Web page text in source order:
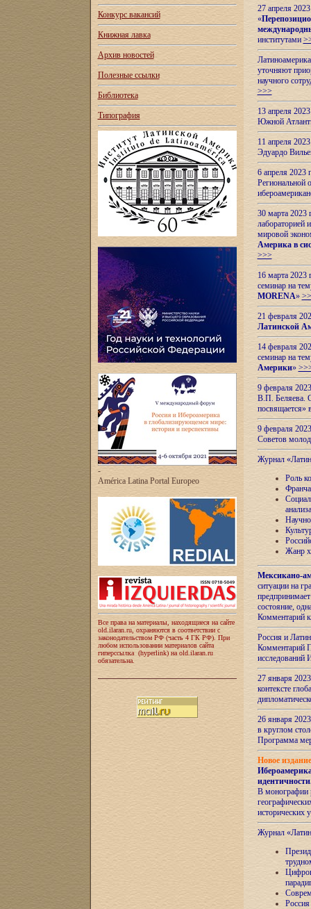
Конкурс вакансий
Книжная лавка
Архив новостей
Полезные ссылки
Библиотека
Типография
-
América Latina Portal Europeo
Все права на материалы, находящиеся на сайте
old.ilaran.ru, охраняются в соответствии с
законодательством РФ (часть 4 ГК РФ). При
любом использовании материалов сайта
гиперссылка (hyperlink) на old.ilaran.ru
обязательна.
27 апреля
«
институтами
уточняют
научного
>>>
13 апреля
Южной
11 апреля
Эдуардо
6 апреля
Региональной
30 марта 2023
лабораторией
мировой
Америка в
>>>
16 марта 2023
семинар на
MORENA»
21 февраля
Латинской
14 февраля
семинар на
Америки»
9 февраля
В.П. Беляева.
посвящается»
9 февраля
Советов
Журнал
Роль
анализа
Жанр
Мексикано-
ситуации на
состояние,
Комментарий
Россия и
Комментарий
27 января
контексте
26 января
в круглом
Программа
Новое
идентичности
В монографии
исторических
Журнал